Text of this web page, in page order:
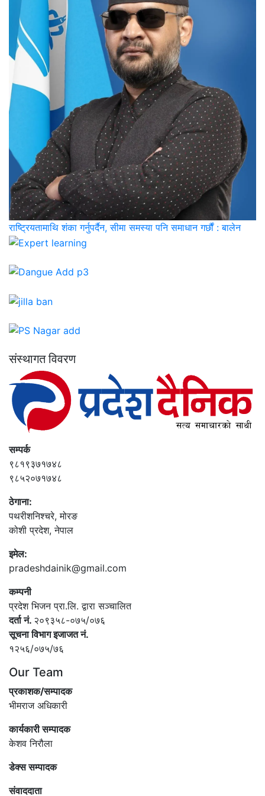
राष्ट्रियतामाथि शंका गर्नुपर्दैन, सीमा समस्या पनि समाधान गर्छौं : बालेन
संस्थागत विवरण
सम्पर्क
९८१९३७१७४८
९८५२०७१७४८
ठेगाना:
पथरीशनिश्‍चरे, मोरङ
कोशी प्रदेश, नेपाल
इमेल:
pradeshdainik@gmail.com
कम्पनी
प्रदेश भिजन प्रा.लि. द्वारा सञ्‍चालित
दर्ता नं. २०९३५८-०७५/०७६
सूचना विभाग इजाजत नं.
१२५६/०७५/७६
Our Team
प्रकाशक/सम्पादक
भीमराज अधिकारी
कार्यकारी सम्पादक
केशव निरौला
डेक्स सम्पादक
संवाददाता